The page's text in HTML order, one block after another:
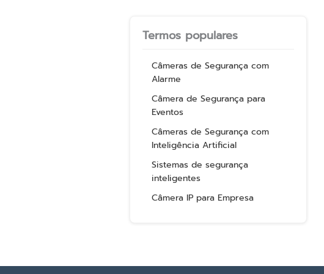
Termos populares
Câmeras de Segurança com
Alarme
Câmera de Segurança para
Eventos
Câmeras de Segurança com
Inteligência Artificial
Sistemas de segurança
inteligentes
Câmera IP para Empresa